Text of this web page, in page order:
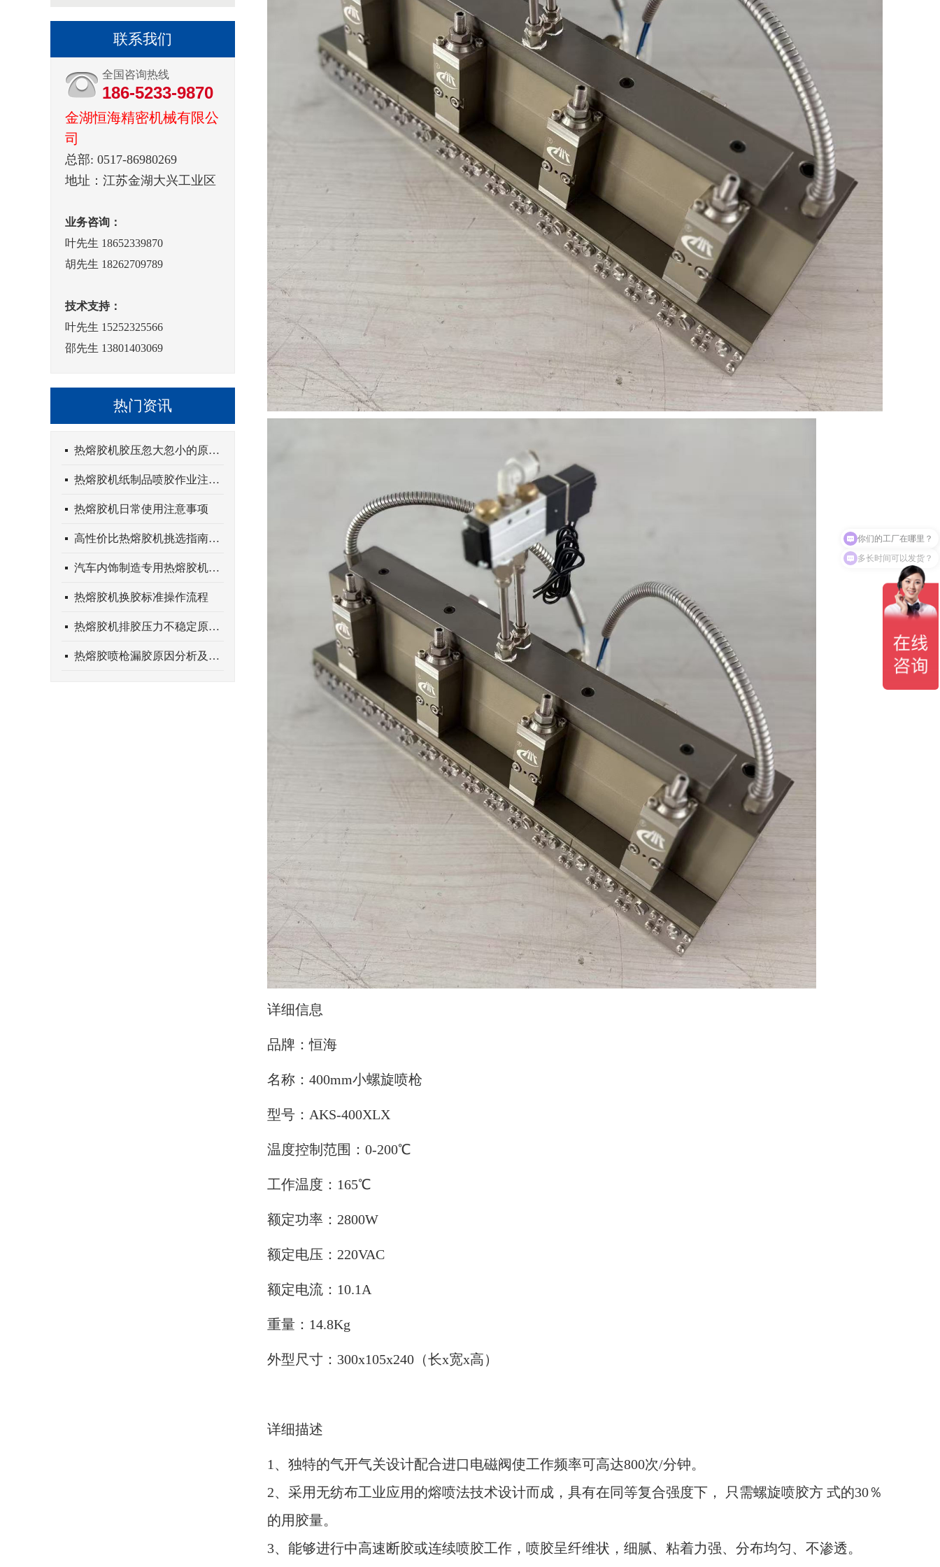
联系我们
全国咨询热线
186-5233-9870
金湖恒海精密机械有限公
司
总部: 0517-86980269
地址：江苏金湖大兴工业区
业务咨询：
叶先生 18652339870
胡先生 18262709789
技术支持：
叶先生 15252325566
邵先生 13801403069
热门资讯
热熔胶机胶压忽大忽小的原因及解决办法
热熔胶机纸制品喷胶作业注意事项
热熔胶机日常使用注意事项
高性价比热熔胶机挑选指南：低价不踩坑，质优又耐用
汽车内饰制造专用热熔胶机，密封粘接更稳定
热熔胶机换胶标准操作流程
热熔胶机排胶压力不稳定原因深度分析
热熔胶喷枪漏胶原因分析及对应解决方案
详细信息
品牌：恒海
名称：400mm小螺旋喷枪
型号：AKS-400XLX
温度控制范围：0-200℃
工作温度：165℃
额定功率：2800W
额定电压：220VAC
额定电流：10.1A
重量：14.8Kg
外型尺寸：300x105x240（长x宽x高）
详细描述
1、独特的气开气关设计配合进口电磁阀使工作频率可高达800次/分钟。
2、采用无纺布工业应用的熔喷法技术设计而成，具有在同等复合强度下， 只需螺旋喷胶方 式的30％
的用胶量。
3、能够进行中高速断胶或连续喷胶工作，喷胶呈纤维状，细腻、粘着力强、分布均匀、不渗透。